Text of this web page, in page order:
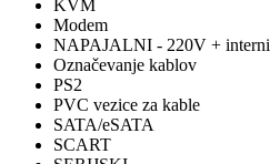
KVM
Modem
NAPAJALNI - 220V + interni
Označevanje kablov
PS2
PVC vezice za kable
SATA/eSATA
SCART